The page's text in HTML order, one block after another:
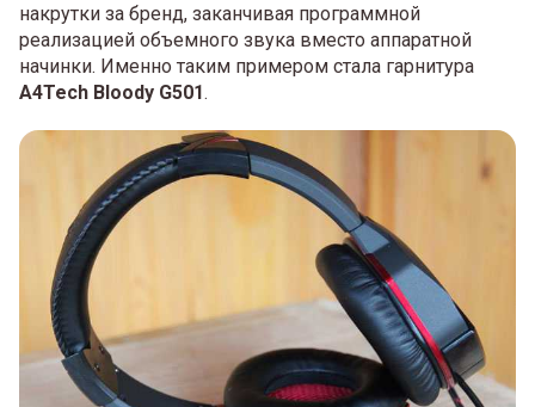
накрутки за бренд, заканчивая программной
реализацией объемного звука вместо аппаратной
начинки. Именно таким примером стала гарнитура
A4Tech Bloody G501.